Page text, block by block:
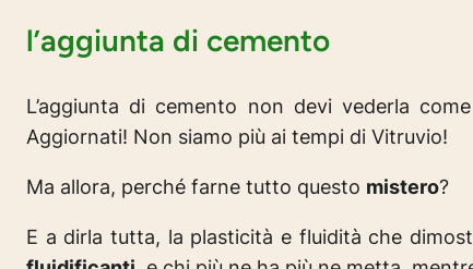
l’aggiunta di cemento
L’aggiunta di cemento non devi vederla
Aggiornati! Non siamo più ai tempi di Vitruvio!
Ma allora, perché farne tutto questo mistero?
E a dirla tutta, la plasticità e fluidità che